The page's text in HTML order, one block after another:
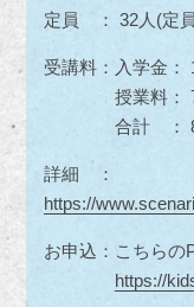
定員 ： 32人(定
受講料：入学金：
授業料：
合計 ：
詳細 ：
https://
お申込：こちらの
https://